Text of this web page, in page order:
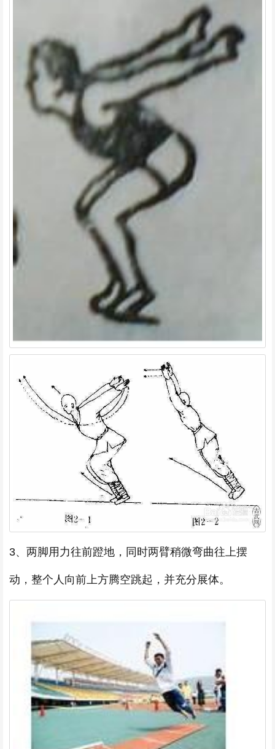
3、两脚用力往前蹬地，同时两臂稍微弯曲往上摆
动，整个人向前上方腾空跳起，并充分展体。